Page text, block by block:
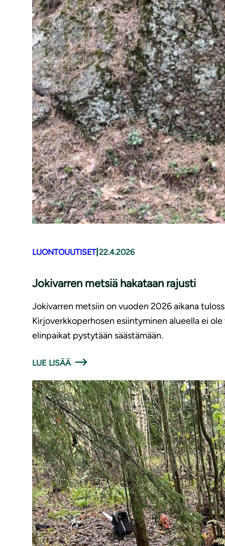
LUONTOUUTISET| 22.4.2026
Jokivarren metsiä hakataan rajusti
Jokivarren metsiin on vuoden 2026 aikana
Kirjoverkkoperhosen esiintyminen alueella ei
elinpaikat pystytään säästämään.
LUE LISÄÄ